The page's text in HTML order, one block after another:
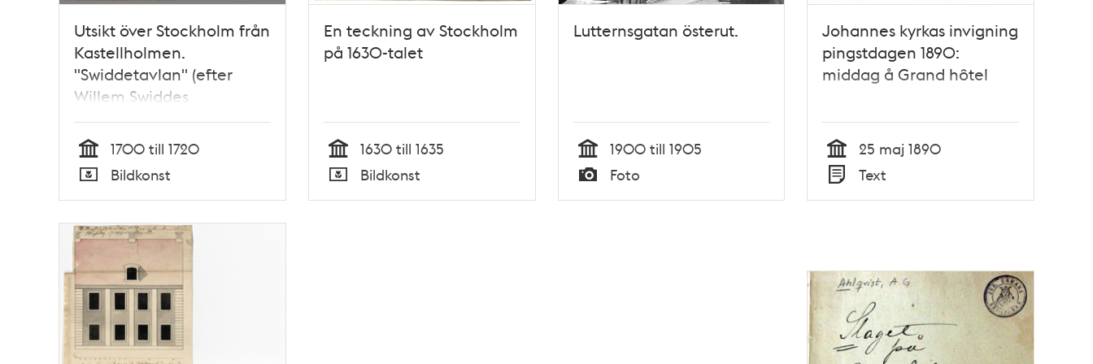
Utsikt över Stockholm från
Kastellholmen.
"Swiddetavlan" (efter
Willem Swiddes
kopparstick i Suecia
antiqua)
Tid
1700 till 1720
Typ
Bildkonst
En teckning av Stockholm
på 1630-talet
Tid
1630 till 1635
Typ
Bildkonst
Lutternsgatan österut.
Tid
1900 till 1905
Typ
Foto
Johannes kyrkas invigning
pingstdagen 1890:
middag å Grand hôtel
Tid
25 maj 1890
Typ
Text